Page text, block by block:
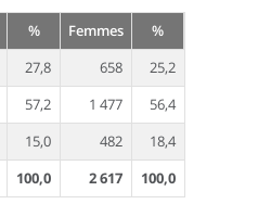
% Femmes
%
27,8 658
25,2
57,2 1 477
56,4
15,0 482
18,4
100,0 2 617
100,0